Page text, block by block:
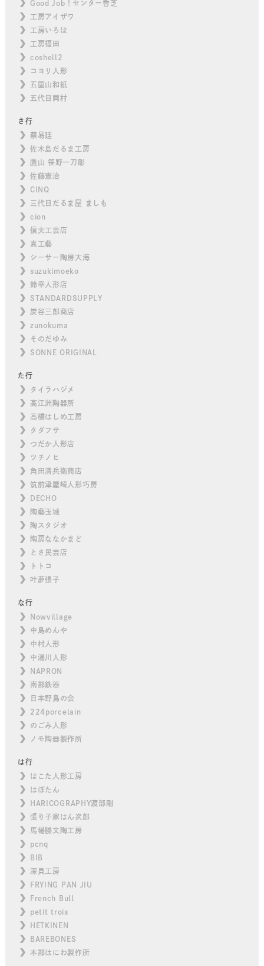
Good Job！センター香芝
工房アイザワ
工房いろは
工房福田
coshell2
コヨリ人形
五箇山和紙
五代目両村
さ行
蔡易廷
佐木島だるま工房
鷹山 笹野一刀彫
佐藤憲治
CINQ
三代目だるま屋 ましも
cion
信夫工芸店
真工藝
シーサー陶房大海
suzukimoeko
鈴幸人形店
STANDARDSUPPLY
炭谷三郎商店
zunokuma
そのだゆみ
SONNE ORIGINAL
た行
タイラハジメ
高江洲陶器所
高橋はしめ工房
タダフサ
つだか人形店
ツチノヒ
角田清兵衛商店
筑前津屋崎人形巧房
DECHO
陶藝玉城
陶スタジオ
陶房ななかまど
とさ民芸店
トトコ
叶夢張子
な行
Nowvillage
中島めんや
中村人形
中湯川人形
NAPRON
南部鉄器
日本野鳥の会
224porcelain
のごみ人形
ノモ陶器製作所
は行
はこた人形工房
はぼたん
HARICOGRAPHY渡部剛
張り子家はん次郎
馬場勝文陶工房
pcnq
BIB
深貝工房
FRYING PAN JIU
French Bull
petit trois
HETKINEN
BAREBONES
本部はにわ製作所